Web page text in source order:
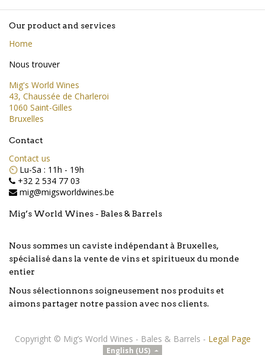
Our product and services
Home
Nous trouver
Mig's World Wines
43, Chaussée de Charleroi
1060 Saint-Gilles
Bruxelles
Contact
Contact us
⏲️ Lu-Sa : 11h - 19h
+32 2 534 77 03
mig@migsworldwines.be
Mig’s World Wines - Bales & Barrels
Nous sommes un caviste indépendant à Bruxelles,
spécialisé dans la vente de vins et spiritueux du monde
entier
Nous sélectionnons soigneusement nos produits et
aimons partager notre passion avec nos clients.
Copyright © Mig’s World Wines - Bales & Barrels - Legal Page
English (US)